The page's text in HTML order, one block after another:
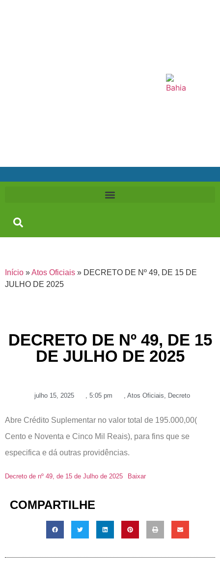
Início »Atos Oficiais » DECRETO DE Nº 49, DE 15 DE
JULHO DE 2025
DECRETO DE Nº 49, DE 15
DE JULHO DE 2025
julho 15, 2025 , 5:05 pm , Atos Oficiais, Decreto
Abre Crédito Suplementar no valor total de 195.000,00(
Cento e Noventa e Cinco Mil Reais), para fins que se
especifica e dá outras providências.
Decreto de nº 49, de 15 de Julho de 2025 Baixar
COMPARTILHE